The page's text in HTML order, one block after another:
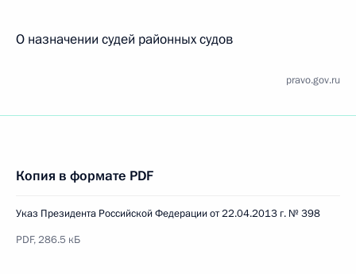
О назначении судей районных судов
pravo.gov.ru
Копия в формате PDF
Указ Президента Российской Федерации от 22.04.2013 г. № 398
PDF, 286.5 кБ